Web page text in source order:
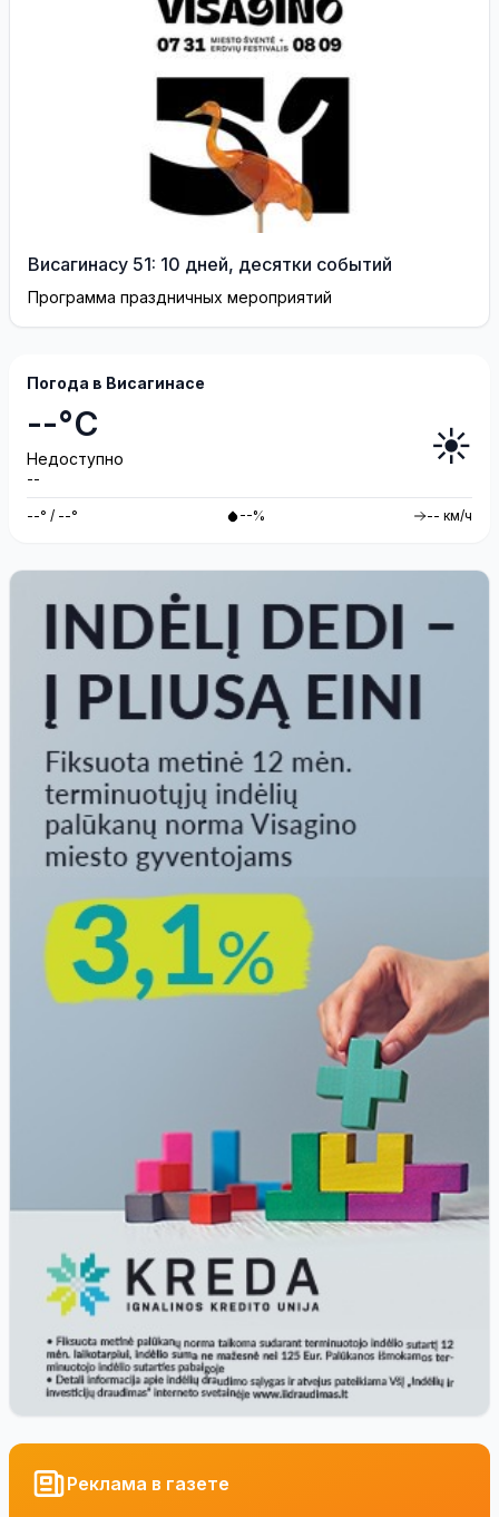
Висагинасу 51: 10 дней, десятки событий
Программа праздничных мероприятий
Погода в Висагинасе
--°C
Недоступно
--
☀️
--° / --° --% -- км/ч
Реклама в газете